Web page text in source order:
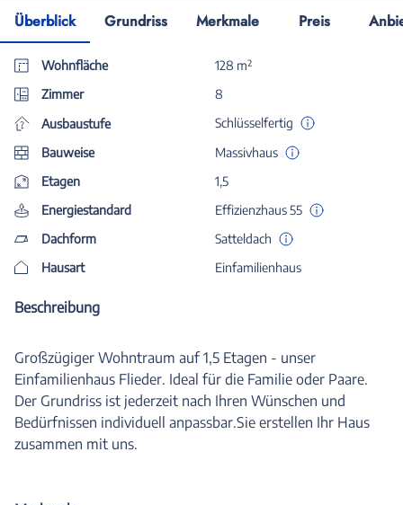
Überblick Grundriss Merkmale Preis
Wohnfläche
128 m²
Zimmer
8
Ausbaustufe
Schlüsselfertig
Bauweise
Massivhaus
Etagen
1,5
Energiestandard
Effizienzhaus 55
Dachform
Satteldach
Hausart
Einfamilienhaus
Beschreibung
Großzügiger Wohntraum auf 1,5 Etagen - unser
Einfamilienhaus Flieder. Ideal für die Familie oder Paare.
Der Grundriss ist jederzeit nach Ihren Wünschen und
Bedürfnissen individuell anpassbar.Sie erstellen Ihr Haus
zusammen mit uns.